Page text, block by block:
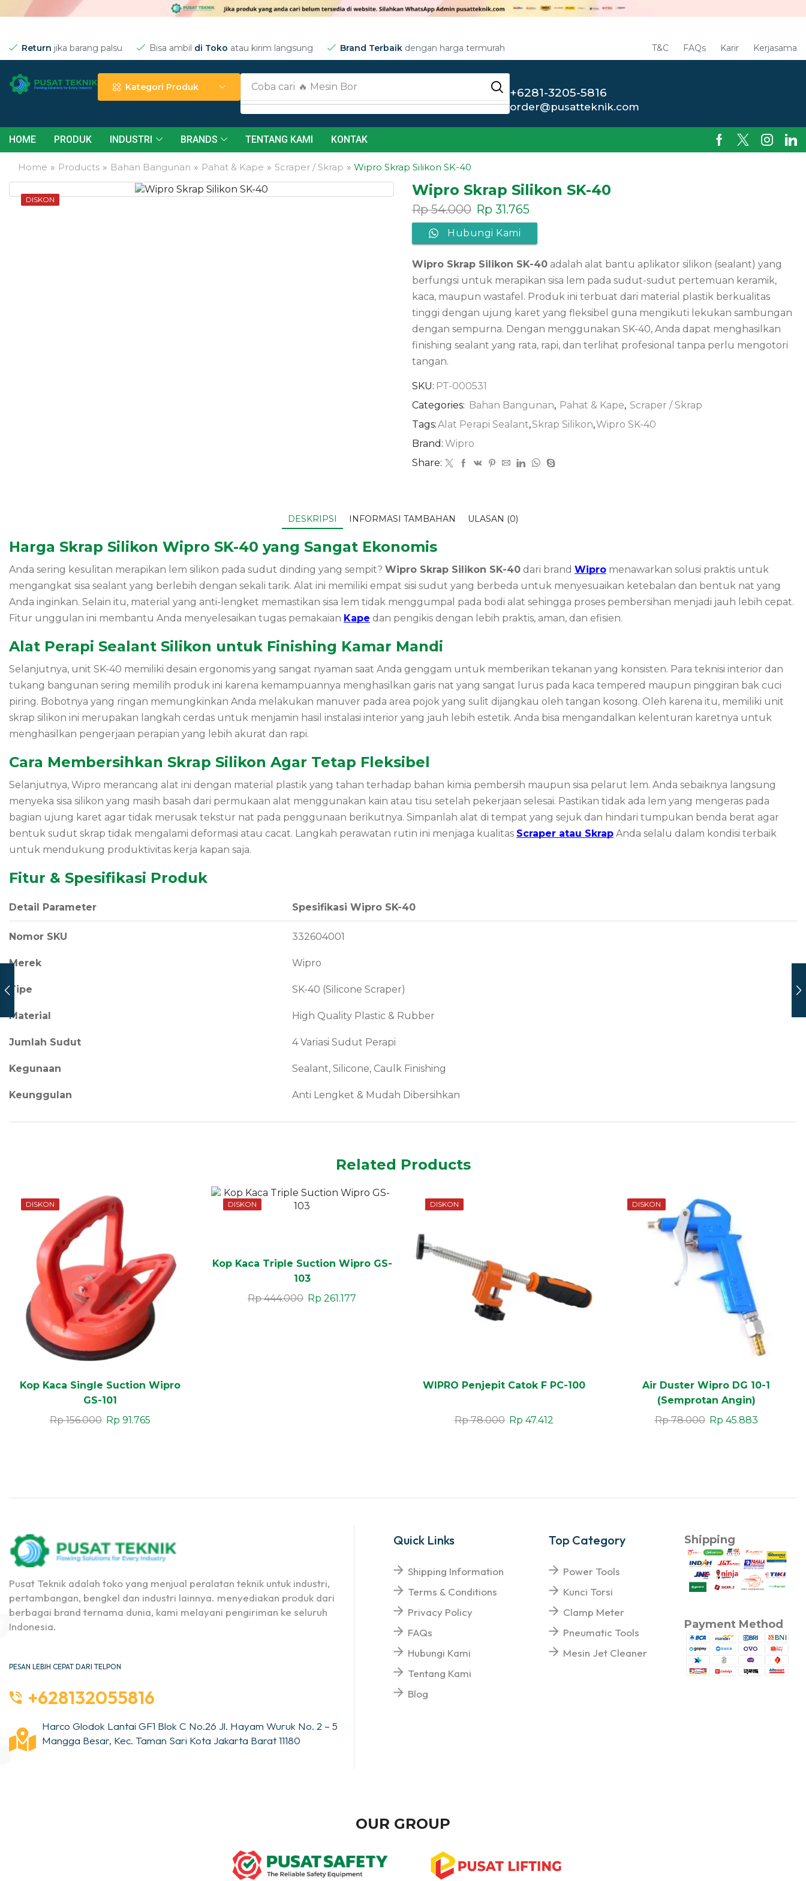
Return jika barang palsu Bisa ambil di Toko atau kirim langsung Brand Terbaik dengan harga termurah T&C FAQs Karir Kerjasama
Kategori Produk Coba cari 🔥 Jet Cleaner +6281-3205-5816
order@pusatteknik.com
HOME PRODUK INDUSTRI BRANDS TENTANG KAMI KONTAK
Home » Products » Bahan Bangunan » Pahat & Kape » Scraper / Skrap » Wipro Skrap Silikon SK-40
DISKON
Wipro Skrap Silikon SK-40
Rp54.000 Rp 31.765
Hubungi Kami
Wipro Skrap Silikon SK-40 adalah alat bantu aplikator silikon (sealant) yang
berfungsi untuk merapikan sisa lem pada sudut-sudut pertemuan keramik,
kaca, maupun wastafel. Produk ini terbuat dari material plastik berkualitas
tinggi dengan ujung karet yang fleksibel guna mengikuti lekukan sambungan
dengan sempurna. Dengan menggunakan SK-40, Anda dapat menghasilkan
finishing sealant yang rata, rapi, dan terlihat profesional tanpa perlu mengotori
tangan.
SKU: PT-000531
Categories: Bahan Bangunan, Pahat & Kape, Scraper / Skrap
Tags:Alat Perapi Sealant,Skrap Silikon,Wipro SK-40
Brand: Wipro
Share:
DESKRIPSI INFORMASI TAMBAHAN ULASAN (0)
Harga Skrap Silikon Wipro SK-40 yang Sangat Ekonomis
Anda sering kesulitan merapikan lem silikon pada sudut dinding yang sempit? Wipro Skrap Silikon SK-40 dari brand Wipro menawarkan solusi praktis untuk
mengangkat sisa sealant yang berlebih dengan sekali tarik. Alat ini memiliki empat sisi sudut yang berbeda untuk menyesuaikan ketebalan dan bentuk nat yang
Anda inginkan. Selain itu, material yang anti-lengket memastikan sisa lem tidak menggumpal pada bodi alat sehingga proses pembersihan menjadi jauh lebih cepat.
Fitur unggulan ini membantu Anda menyelesaikan tugas pemakaian Kape dan pengikis dengan lebih praktis, aman, dan efisien.
Alat Perapi Sealant Silikon untuk Finishing Kamar Mandi
Selanjutnya, unit SK-40 memiliki desain ergonomis yang sangat nyaman saat Anda genggam untuk memberikan tekanan yang konsisten. Para teknisi interior dan
tukang bangunan sering memilih produk ini karena kemampuannya menghasilkan garis nat yang sangat lurus pada kaca tempered maupun pinggiran bak cuci
piring. Bobotnya yang ringan memungkinkan Anda melakukan manuver pada area pojok yang sulit dijangkau oleh tangan kosong. Oleh karena itu, memiliki unit
skrap silikon ini merupakan langkah cerdas untuk menjamin hasil instalasi interior yang jauh lebih estetik. Anda bisa mengandalkan kelenturan karetnya untuk
menghasilkan pengerjaan perapian yang lebih akurat dan rapi.
Cara Membersihkan Skrap Silikon Agar Tetap Fleksibel
Selanjutnya, Wipro merancang alat ini dengan material plastik yang tahan terhadap bahan kimia pembersih maupun sisa pelarut lem. Anda sebaiknya langsung
menyeka sisa silikon yang masih basah dari permukaan alat menggunakan kain atau tisu setelah pekerjaan selesai. Pastikan tidak ada lem yang mengeras pada
bagian ujung karet agar tidak merusak tekstur nat pada penggunaan berikutnya. Simpanlah alat di tempat yang sejuk dan hindari tumpukan benda berat agar
bentuk sudut skrap tidak mengalami deformasi atau cacat. Langkah perawatan rutin ini menjaga kualitas Scraper atau Skrap Anda selalu dalam kondisi terbaik
untuk mendukung produktivitas kerja kapan saja.
Fitur & Spesifikasi Produk
Detail Parameter Spesifikasi Wipro SK-40
Nomor SKU 332604001
Merek Wipro
Tipe SK-40 (Silicone Scraper)
Material High Quality Plastic & Rubber
Jumlah Sudut 4 Variasi Sudut Perapi
Kegunaan Sealant, Silicone, Caulk Finishing
Keunggulan Anti Lengket & Mudah Dibersihkan
Related Products
DISKON
Kop Kaca Single Suction Wipro
GS-101
Rp156.000 Rp 91.765
DISKON
Kop Kaca Triple Suction Wipro GS-
103
Rp444.000 Rp 261.177
DISKON
WIPRO Penjepit Catok F PC-100
Rp78.000 Rp 47.412
DISKON
Air Duster Wipro DG 10-1
(Semprotan Angin)
Rp78.000 Rp 45.883
Pusat Teknik adalah toko yang menjual peralatan teknik untuk industri,
pertambangan, bengkel dan industri lainnya. menyediakan produk dari
berbagai brand ternama dunia, kami melayani pengiriman ke seluruh
Indonesia.
PESAN LEBIH CEPAT DARI TELPON
+628132055816
Harco Glodok Lantai GF1 Blok C No.26 Jl. Hayam Wuruk No. 2 – 5
Mangga Besar, Kec. Taman Sari Kota Jakarta Barat 11180
Quick Links
Shipping Information
Terms & Conditions
Privacy Policy
FAQs
Hubungi Kami
Tentang Kami
Blog
Top Category
Power Tools
Kunci Torsi
Clamp Meter
Pneumatic Tools
Mesin Jet Cleaner
Shipping
Payment Method
OUR GROUP